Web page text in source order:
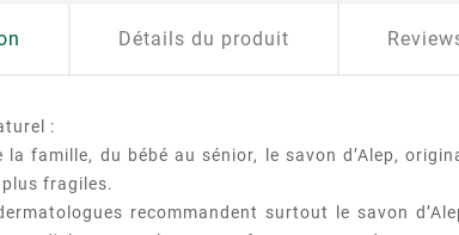
Détails du produit
:
la famille, du bébé au sénior, le savon d’Alep,
plus fragiles.
recommandent surtout le savon